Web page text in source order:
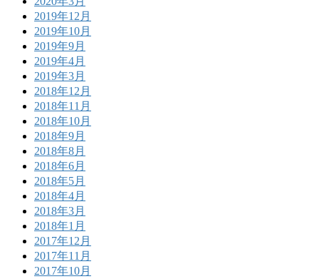
2019年12月
2019年10月
2019年9月
2019年4月
2019年3月
2018年12月
2018年11月
2018年10月
2018年9月
2018年8月
2018年6月
2018年5月
2018年4月
2018年3月
2018年1月
2017年12月
2017年11月
2017年10月